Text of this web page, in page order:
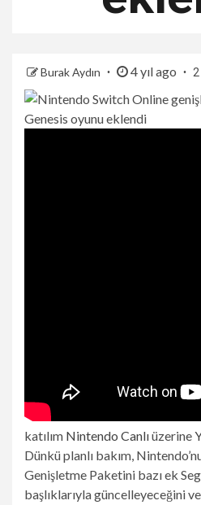
Burak Aydın 4 yıl ago
katılım Nintendo Canlıüzerine
Dünkü planlı bakım,
Genişletme Paketini bazı ek
başlıklarıyla güncelleyeceğini